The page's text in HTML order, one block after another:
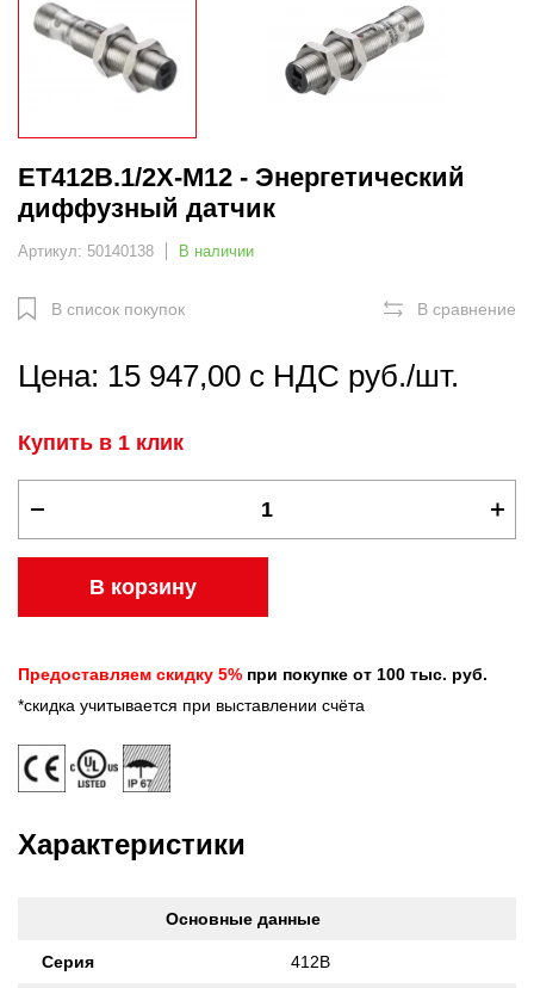
ET412B.1/2X-M12 - Энергетический
диффузный датчик
Артикул: 50140138 В наличии
В список покупок В сравнение
Цена: 15 947,00 с НДС руб./шт.
Купить в 1 клик
В корзину
Предоставляем скидку 5% при покупке от 100 тыс. руб.
*скидка учитывается при выставлении счёта
Характеристики
Основные данные
Серия 412B